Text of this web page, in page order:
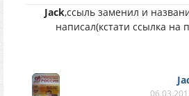
Jack,ссыль заменил и
написал(кстати ссылка на